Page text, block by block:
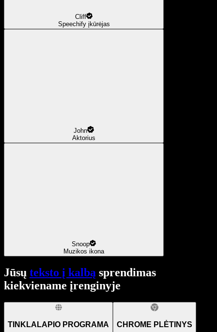
Cliff
Speechify įkūrėjas
John
Aktorius
Snoop
Muzikos ikona
Jūsų teksto į kalbą sprendimas
kiekviename įrenginyje
TINKLALAPIO PROGRAMA CHROME PLĖTINYS